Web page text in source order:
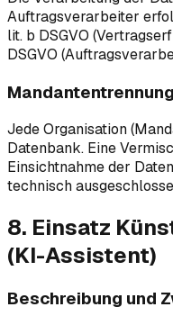
Auftragsverarbeiter
lit. b DSGVO
DSGVO
Mandantentrennung
Jede Organisation
Datenbank. Eine
Einsichtnahme der
technisch
8. Einsatz
(KI-Assistent)
Beschreibung und